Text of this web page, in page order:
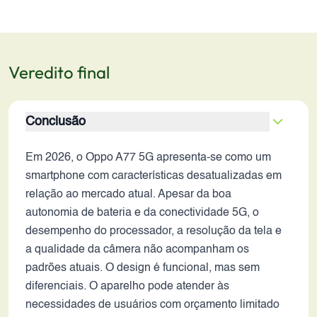
Veredito final
Conclusão
Em 2026, o Oppo A77 5G apresenta-se como um
smartphone com características desatualizadas em
relação ao mercado atual. Apesar da boa
autonomia de bateria e da conectividade 5G, o
desempenho do processador, a resolução da tela e
a qualidade da câmera não acompanham os
padrões atuais. O design é funcional, mas sem
diferenciais. O aparelho pode atender às
necessidades de usuários com orçamento limitado